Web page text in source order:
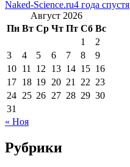
Naked-Science.ru4 года спустя
Август 2026
Пн Вт Ср Чт Пт Сб Вс
1
2
3
4 5 6 7 8
9
10 11 12 13 14 15 16
17 18 19 20 21 22 23
24 25 26 27 28 29 30
31
« Ноя
Рубрики